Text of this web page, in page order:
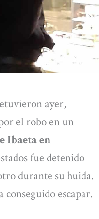
ayer,
el robo en un
en
fue detenido
durante su huida.
escapar.